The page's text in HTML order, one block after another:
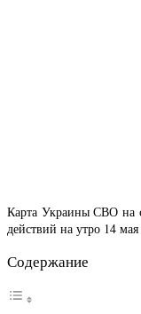
Карта Украины СВО на
действий на утро 14
Содержание